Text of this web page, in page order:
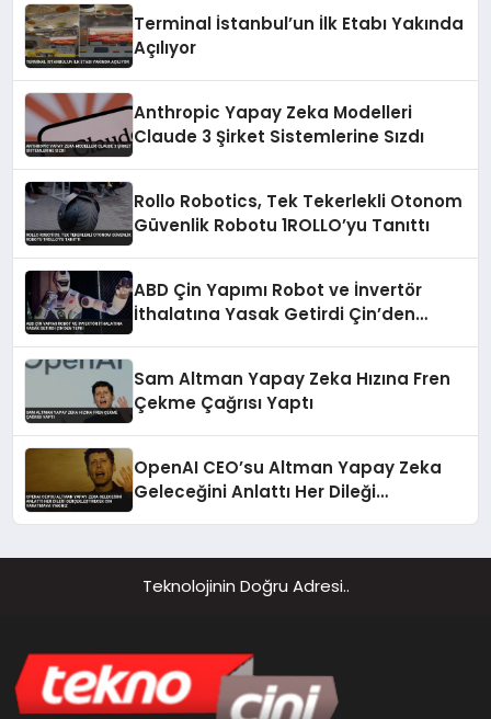
Terminal İstanbul’un İlk Etabı Yakında
Açılıyor
Anthropic Yapay Zeka Modelleri
Claude 3 Şirket Sistemlerine Sızdı
Rollo Robotics, Tek Tekerlekli Otonom
Güvenlik Robotu 1ROLLO’yu Tanıttı
ABD Çin Yapımı Robot ve İnvertör
İthalatına Yasak Getirdi Çin’den
Sam Altman Yapay Zeka Hızına Fren
Çekme Çağrısı Yaptı
OpenAI CEO’su Altman Yapay Zeka
Geleceğini Anlattı Her Dileği
Teknolojinin Doğru Adresi..